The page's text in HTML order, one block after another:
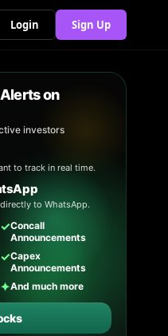
Login Sign Up
on
investors
to track in real time.
to WhatsApp.
✓Concall
Announcements
✓Capex
Announcements
✦And much more